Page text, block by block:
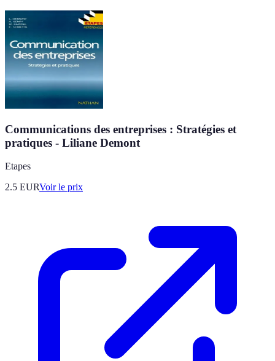
Communications des entreprises : Stratégies et
pratiques - Liliane Demont
Etapes
2.5 EURVoir le prix